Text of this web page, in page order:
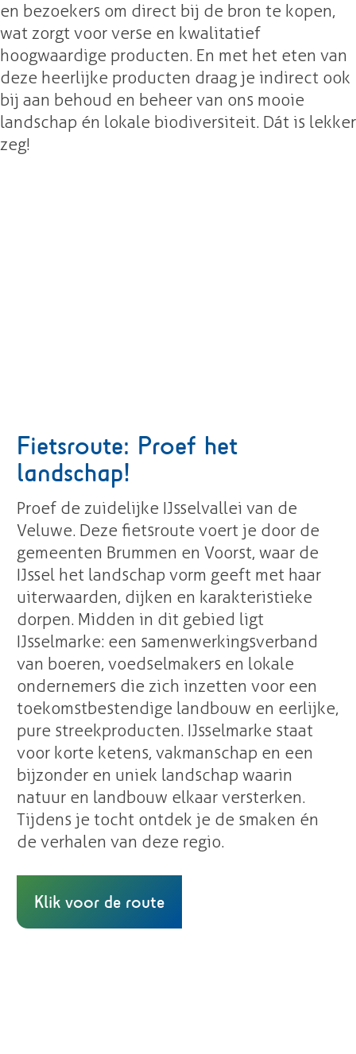
en bezoekers om direct bij de bron te kopen,
wat zorgt voor verse en kwalitatief
hoogwaardige producten. En met het eten van
deze heerlijke producten draag je indirect ook
bij aan behoud en beheer van ons mooie
landschap én lokale biodiversiteit. Dát is lekker
zeg!
Fietsroute: Proef het
landschap!
Proef de zuidelijke IJsselvallei van de
Veluwe. Deze fietsroute voert je door de
gemeenten Brummen en Voorst, waar de
IJssel het landschap vorm geeft met haar
uiterwaarden, dijken en karakteristieke
dorpen. Midden in dit gebied ligt
IJsselmarke: een samenwerkingsverband
van boeren, voedselmakers en lokale
ondernemers die zich inzetten voor een
toekomstbestendige landbouw en eerlijke,
pure streekproducten. IJsselmarke staat
voor korte ketens, vakmanschap en een
bijzonder en uniek landschap waarin
natuur en landbouw elkaar versterken.
Tijdens je tocht ontdek je de smaken én
de verhalen van deze regio.
Klik voor de route